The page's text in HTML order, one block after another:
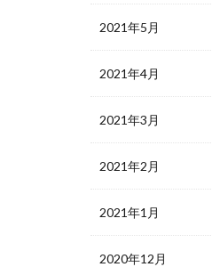
2021年5月
2021年4月
2021年3月
2021年2月
2021年1月
2020年12月